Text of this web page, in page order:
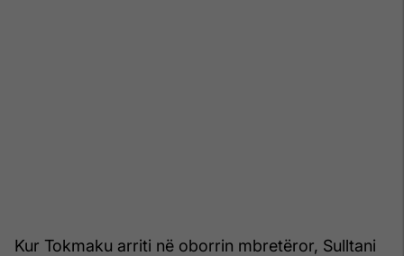
Kur Tokmaku arriti në oborrin mbretëror, Sulltani